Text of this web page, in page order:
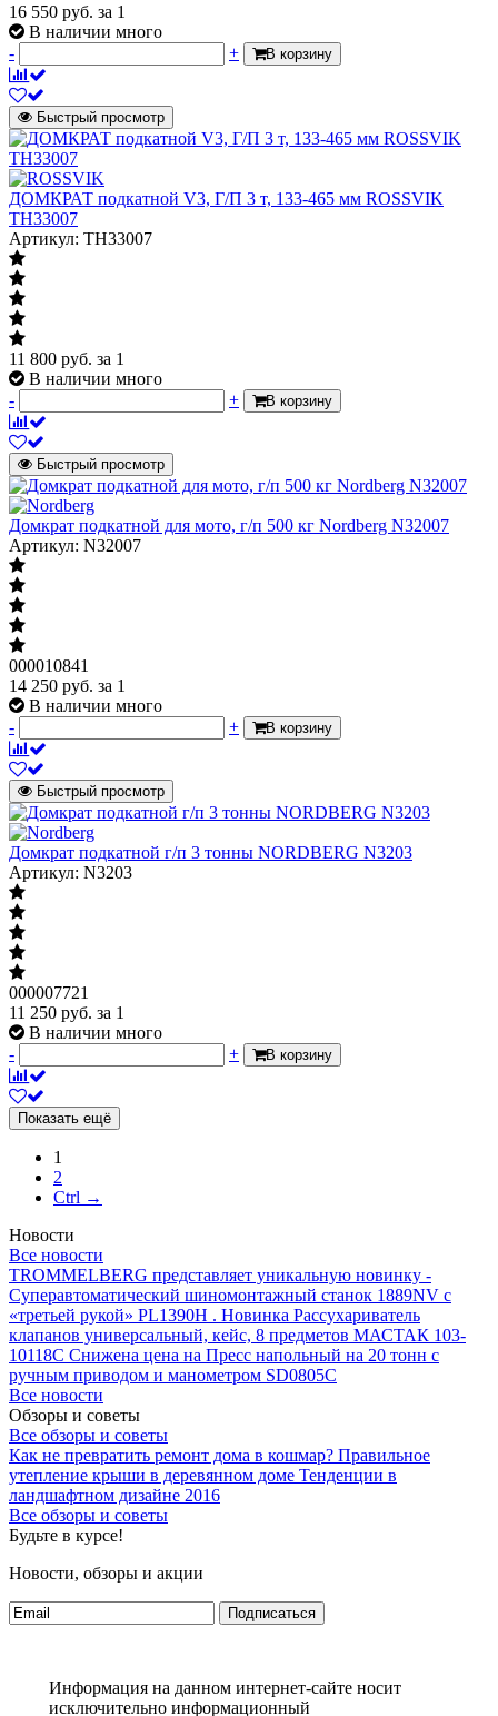
16 550 руб. за 1
В наличии много
-
+ В корзину
Быстрый просмотр
ДОМКРАТ подкатной V3, Г/П 3 т, 133-465 мм ROSSVIK
TH33007
Артикул: TH33007
11 800 руб. за 1
В наличии много
-
+ В корзину
Быстрый просмотр
Домкрат подкатной для мото, г/п 500 кг Nordberg N32007
Артикул: N32007
000010841
14 250 руб. за 1
В наличии много
-
+ В корзину
Быстрый просмотр
Домкрат подкатной г/п 3 тонны NORDBERG N3203
Артикул: N3203
000007721
11 250 руб. за 1
В наличии много
-
+ В корзину
Показать ещё
1
2
Ctrl →
Новости
Все новости
TROMMELBERG представляет уникальную новинку -
Суперавтоматический шиномонтажный станок 1889NV с
«третьей рукой» PL1390H . Новинка Рассухариватель
клапанов универсальный, кейс, 8 предметов МАСТАК 103-
10118C Снижена цена на Пресс напольный на 20 тонн с
ручным приводом и манометром SD0805C
Все новости
Обзоры и советы
Все обзоры и советы
Как не превратить ремонт дома в кошмар? Правильное
утепление крыши в деревянном доме Тенденции в
ландшафтном дизайне 2016
Все обзоры и советы
Будьте в курсе!
Новости, обзоры и акции
Подписаться
Информация на данном интернет-сайте носит
исключительно информационный